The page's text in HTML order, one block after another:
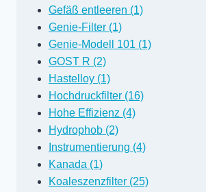
Gefäß entleeren (1)
Genie-Filter (1)
Genie-Modell 101 (1)
GOST R (2)
Hastelloy (1)
Hochdruckfilter (16)
Hohe Effizienz (4)
Hydrophob (2)
Instrumentierung (4)
Kanada (1)
Koaleszenzfilter (25)